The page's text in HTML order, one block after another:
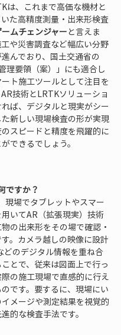
は、これまで高価な機材と
た高精度測量・出来形検査
ームチェンジャー と言えま
や災害調査など幅広い分野
んでおり、国土交通省の
理要領（案）」にも適合し
ト施工ツールとして注目を
技術とLRTKソリューショ
ば、デジタルと現実がシー
新しい現場検査の形が実現
スピードと精度を飛躍的に
できるでしょう。
ですか？
現場でタブレットやスマー
いてAR（拡張現実）技術
の出来形をその場で確認・
。カメラ越しの映像に設計
どのデジタル情報を重ね合
とで、従来は図面上で行っ
の施工現場で直感的に行え
です。要するに、現場にい
メージや測定結果を視覚的
的な検査手法です。